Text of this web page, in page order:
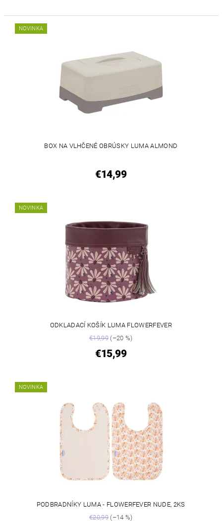
NOVINKA
BOX NA VLHČENÉ OBRÚSKY LUMA ALMOND
€14,99
NOVINKA
ODKLADACÍ KOŠÍK LUMA FLOWERFEVER
€19,99(–20 %)
€15,99
NOVINKA
PODBRADNÍKY LUMA - FLOWERFEVER NUDE, 2KS
€20,99(–14 %)